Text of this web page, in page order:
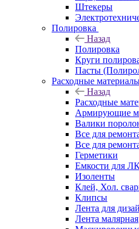
Штекеры
Полировка
Назад
Полировка
Круги
Пасты
Расходные
Назад
Расходные
Армирующие
Валики
Все для
Все для
Герметики
Емкости для
Изоленты
Клей, Хол.
Клипсы
Лента для
Лента малярная